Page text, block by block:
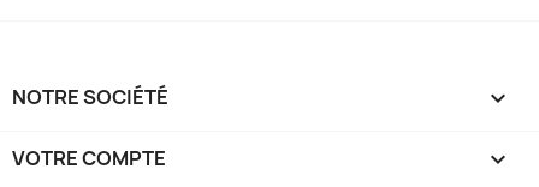
NOTRE SOCIÉTÉ 
VOTRE COMPTE 